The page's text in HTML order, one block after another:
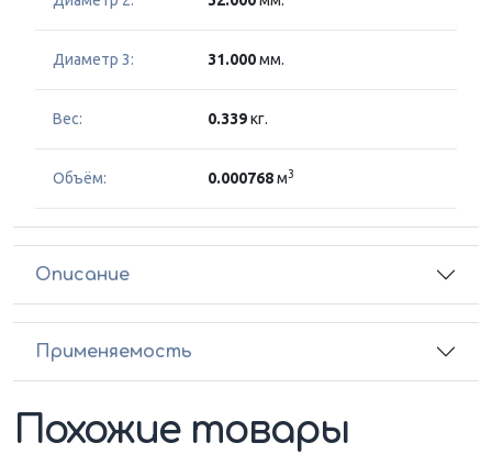
Диаметр 3: 31.000мм.
Вес: 0.339кг.
Объём: 0.000768м3
Описание
Применяемость
Похожие товары